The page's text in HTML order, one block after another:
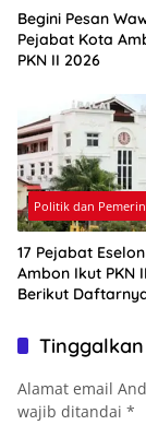
Begini Pesan
Pejabat Kota
PKN II 2026
Politik dan
17 Pejabat
Ambon Ikut PKN
Berikut
Alamat email
wajib ditandai *